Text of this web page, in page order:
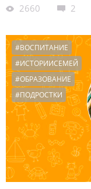
2660
2
#ВОСПИТАНИЕ
#ИСТОРИИСЕМЕЙ
#ОБРАЗОВАНИЕ
#ПОДРОСТКИ